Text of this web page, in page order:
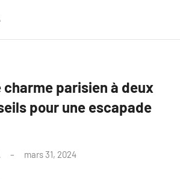
charme parisien à deux
pour une escapade
mars 31, 2024